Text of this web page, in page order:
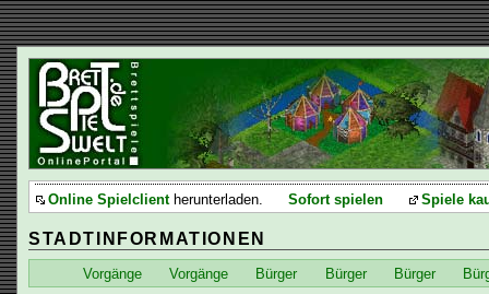
Online Spielclientherunterladen. Sofort spielen Spiele
STADTINFORMATIONEN
Vorgänge Vorgänge Bürger Bürger Bürger